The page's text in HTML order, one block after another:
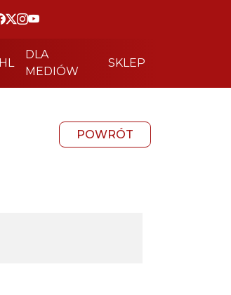
DLA
MEDIÓW
SKLEP
POWRÓT